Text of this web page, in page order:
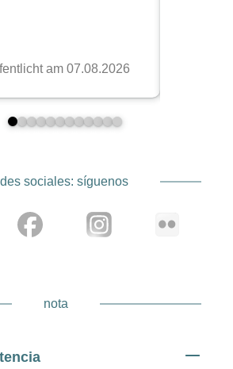
sociales: síguenos
nota